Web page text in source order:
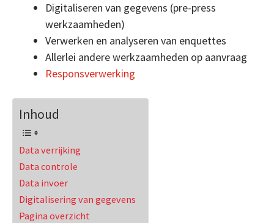
Digitaliseren van gegevens (pre-press
werkzaamheden)
Verwerken en analyseren van enquettes
Allerlei andere werkzaamheden op aanvraag
Responsverwerking
Inhoud
Data verrijking
Data controle
Data invoer
Digitalisering van gegevens
Pagina overzicht